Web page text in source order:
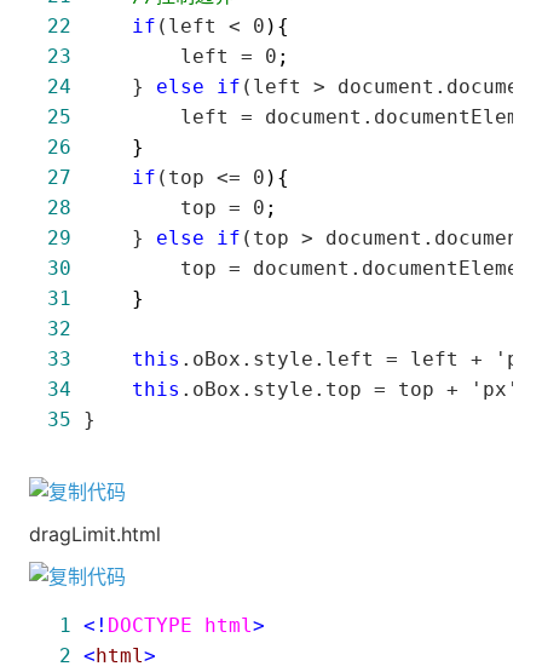
22
if (left < 0
23
         left = 0
24
     }
else if (left >
25
left =
26
27
if (top <= 0
28
         top = 0
29
     }
else if (top >
30
top =
31
32
33
this .oBox.style.left = left + 'px'
34
this .oBox.style.top = top + 'px'
35 }
dragLimit.html
1 <! DOCTYPE html >
2 <html >